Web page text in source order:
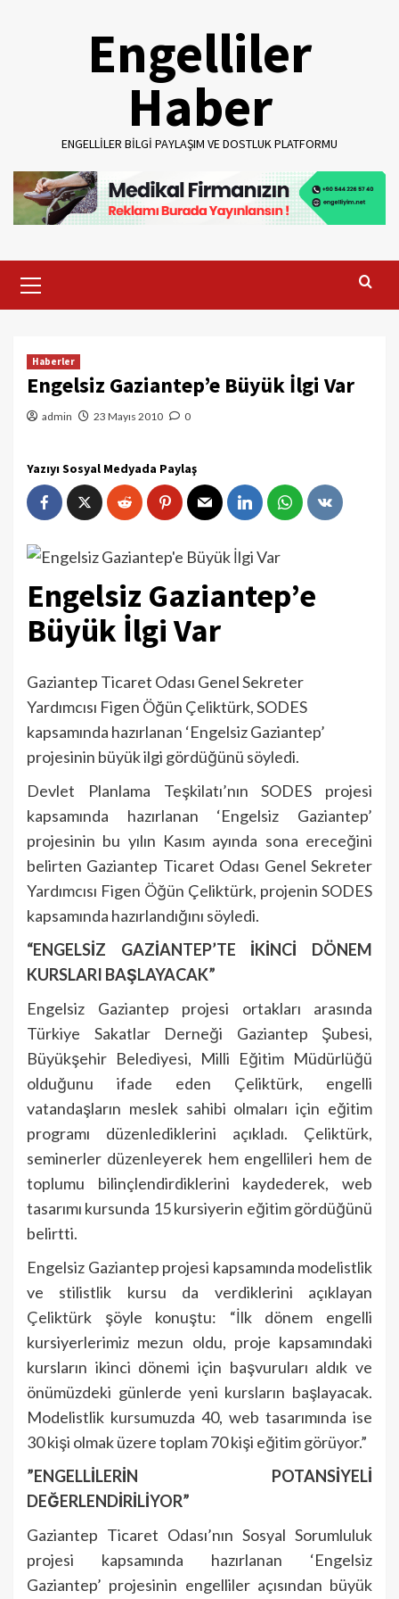
Engelliler
Haber
ENGELLILER BILGI PAYLAŞIM VE DOSTLUK PLATFORMU
Menu
Haberler
Engelsiz Gaziantep’e Büyük İlgi Var
admin 23 Mayıs 2010 0
Yazıyı Sosyal Medyada Paylaş
Engelsiz Gaziantep’e
Büyük İlgi Var
Gaziantep Ticaret Odası Genel Sekreter
Yardımcısı Figen Öğün Çeliktürk, SODES
kapsamında hazırlanan ‘Engelsiz Gaziantep’
projesinin büyük ilgi gördüğünü söyledi.
Devlet Planlama Teşkilatı’nın SODES projesi
kapsamında hazırlanan ‘Engelsiz Gaziantep’
projesinin bu yılın Kasım ayında sona ereceğini
belirten Gaziantep Ticaret Odası Genel Sekreter
Yardımcısı Figen Öğün Çeliktürk, projenin SODES
kapsamında hazırlandığını söyledi.
“ENGELSİZ GAZİANTEP’TE İKİNCİ DÖNEM
KURSLARI BAŞLAYACAK”
Engelsiz Gaziantep projesi ortakları arasında
Türkiye Sakatlar Derneği Gaziantep Şubesi,
Büyükşehir Belediyesi, Milli Eğitim Müdürlüğü
olduğunu ifade eden Çeliktürk, engelli
vatandaşların meslek sahibi olmaları için eğitim
programı düzenlediklerini açıkladı. Çeliktürk,
seminerler düzenleyerek hem engellileri hem de
toplumu bilinçlendirdiklerini kaydederek, web
tasarımı kursunda 15 kursiyerin eğitim gördüğünü
belirtti.
Engelsiz Gaziantep projesi kapsamında modelistlik
ve stilistlik kursu da verdiklerini açıklayan
Çeliktürk şöyle konuştu: “İlk dönem engelli
kursiyerlerimiz mezun oldu, proje kapsamındaki
kursların ikinci dönemi için başvuruları aldık ve
önümüzdeki günlerde yeni kursların başlayacak.
Modelistlik kursumuzda 40, web tasarımında ise
30 kişi olmak üzere toplam 70 kişi eğitim görüyor.”
”ENGELLİLERİN POTANSİYELİ
DEĞERLENDİRİLİYOR”
Gaziantep Ticaret Odası’nın Sosyal Sorumluluk
projesi kapsamında hazırlanan ‘Engelsiz
Gaziantep’ projesinin engelliler açısından büyük